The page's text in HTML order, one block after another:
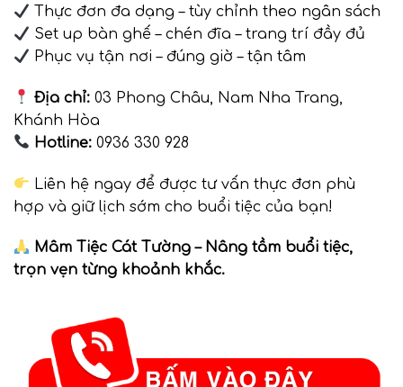
Thực đơn đa dạng – tùy chỉnh theo ngân sách
Set up bàn ghế – chén đĩa – trang trí đầy đủ
Phục vụ tận nơi – đúng giờ – tận tâm
Địa chỉ: 03 Phong Châu, Nam Nha Trang,
Khánh Hòa
Hotline: 0936 330 928
Liên hệ ngay để được tư vấn thực đơn phù
hợp và giữ lịch sớm cho buổi tiệc của bạn!
Mâm Tiệc Cát Tường – Nâng tầm buổi tiệc,
trọn vẹn từng khoảnh khắc.